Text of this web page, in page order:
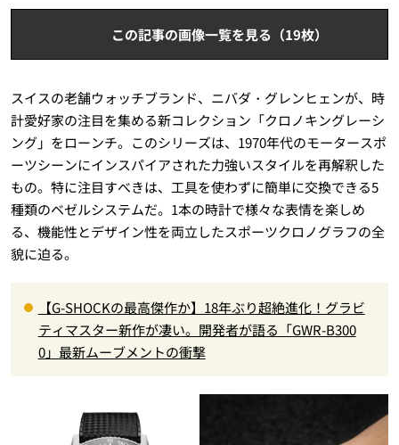
この記事の画像一覧を見る（19枚）
スイスの老舗ウォッチブランド、ニバダ・グレンヒェンが、時
計愛好家の注目を集める新コレクション「クロノキングレーシ
ング」をローンチ。このシリーズは、1970年代のモータースポ
ーツシーンにインスパイアされた力強いスタイルを再解釈した
もの。特に注目すべきは、工具を使わずに簡単に交換できる5
種類のベゼルシステムだ。1本の時計で様々な表情を楽しめ
る、機能性とデザイン性を両立したスポーツクロノグラフの全
貌に迫る。
【G-SHOCKの最高傑作か】18年ぶり超絶進化！グラビ
ティマスター新作が凄い。開発者が語る「GWR-B300
0」最新ムーブメントの衝撃